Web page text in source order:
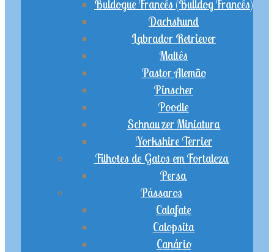
Buldogue Francês (Bulldog Francês)
Dachshund
Labrador Retriever
Maltês
Pastor Alemão
Pinscher
Poodle
Schnauzer Miniatura
Yorkshire Terrier
Filhotes de Gatos em Fortaleza
Persa
Pássaros
Calafate
Calopsita
Canário